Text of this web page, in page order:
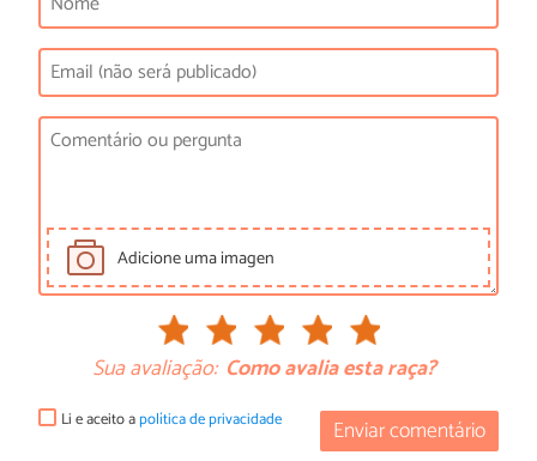
Adicione uma imagen
Sua avaliação: Como avalia esta raça?
Enviar comentário
Li e aceito apolítica de privacidade